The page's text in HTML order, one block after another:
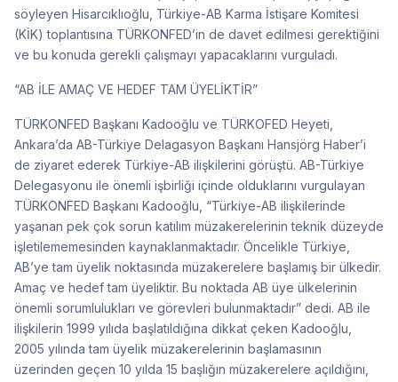
söyleyen Hisarcıklıoğlu, Türkiye-AB Karma İstişare Komitesi
(KİK) toplantısına TÜRKONFED’in de davet edilmesi gerektiğini
ve bu konuda gerekli çalışmayı yapacaklarını vurguladı.
“AB İLE AMAÇ VE HEDEF TAM ÜYELİKTİR”
TÜRKONFED Başkanı Kadooğlu ve TÜRKOFED Heyeti,
Ankara’da AB-Türkiye Delagasyon Başkanı Hansjörg Haber’i
de ziyaret ederek Türkiye-AB ilişkilerini görüştü. AB-Türkiye
Delegasyonu ile önemli işbirliği içinde olduklarını vurgulayan
TÜRKONFED Başkanı Kadooğlu, “Türkiye-AB ilişkilerinde
yaşanan pek çok sorun katılım müzakerelerinin teknik düzeyde
işletilememesinden kaynaklanmaktadır. Öncelikle Türkiye,
AB’ye tam üyelik noktasında müzakerelere başlamış bir ülkedir.
Amaç ve hedef tam üyeliktir. Bu noktada AB üye ülkelerinin
önemli sorumlulukları ve görevleri bulunmaktadır” dedi. AB ile
ilişkilerin 1999 yılıda başlatıldığına dikkat çeken Kadooğlu,
2005 yılında tam üyelik müzakerelerinin başlamasının
üzerinden geçen 10 yılda 15 başlığın müzakerelere açıldığını,